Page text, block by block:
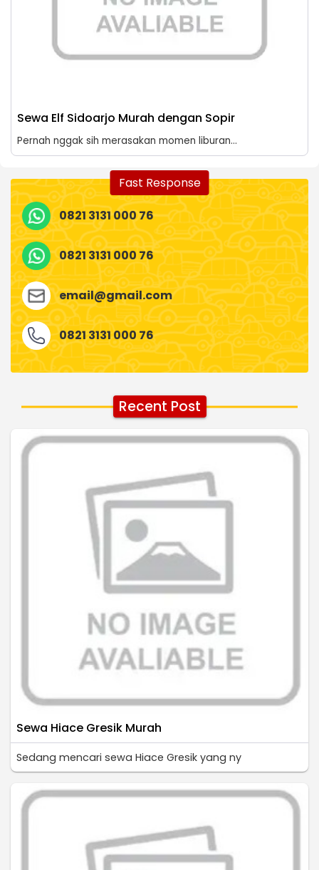
Sewa Elf Sidoarjo Murah dengan Sopir
Pernah nggak sih merasakan momen liburan...
Fast Response
0821 3131 000 76
0821 3131 000 76
email@gmail.com
0821 3131 000 76
Recent Post
Sewa Hiace Gresik Murah
Sedang mencari sewa Hiace Gresik yang ny